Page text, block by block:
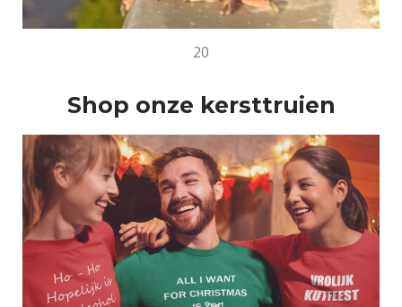
20
Shop onze kersttruien